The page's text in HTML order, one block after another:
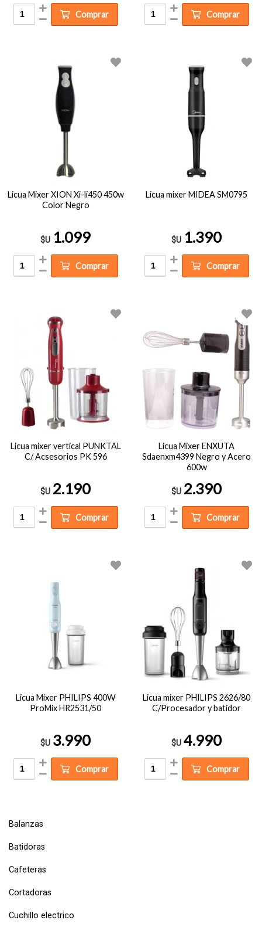
Balanzas
Batidoras
Cafeteras
Cortadoras
Cuchillo electrico
Comprar Comprar
Licua Mixer XION Xi-li450 450w
Color Negro
$U 1.099
Comprar
Licua mixer MIDEA SM0795
$U 1.390
Comprar
Licua mixer vertical PUNKTAL
C/ Acsesorios PK 596
$U 2.190
Comprar
Licua Mixer ENXUTA
Sdaenxm4399 Negro y Acero
600w
$U 2.390
Comprar
Licua Mixer PHILIPS 400W
ProMix HR2531/50
$U 3.990
Comprar
Licua mixer PHILIPS 2626/80
C/Procesador y batidor
$U 4.990
Comprar